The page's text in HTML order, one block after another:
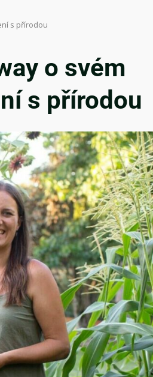
s přírodou
o svém
s přírodou